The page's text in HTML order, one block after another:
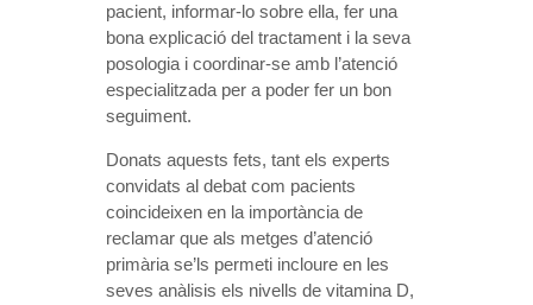
pacient, informar-lo sobre ella, fer una
bona explicació del tractament i la seva
posologia i coordinar-se amb l’atenció
especialitzada per a poder fer un bon
seguiment.
Donats aquests fets, tant els experts
convidats al debat com pacients
coincideixen en la importància de
reclamar que als metges d’atenció
primària se’ls permeti incloure en les
seves anàlisis els nivells de vitamina D,